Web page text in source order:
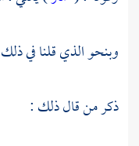
وبنحو الذي قلنا في
ذكر من قال ذلك :